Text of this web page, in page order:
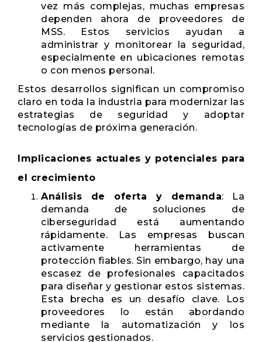
vez más complejas, muchas empresas
dependen ahora de proveedores de
MSS. Estos servicios ayudan a
administrar y monitorear la seguridad,
especialmente en ubicaciones remotas
o con menos personal.
Estos desarrollos significan un compromiso
claro en toda la industria para modernizar las
estrategias de seguridad y adoptar
tecnologías de próxima generación.
Implicaciones actuales y potenciales para
el crecimiento
Análisis de oferta y demanda: La
demanda de soluciones de
ciberseguridad está aumentando
rápidamente. Las empresas buscan
activamente herramientas de
protección fiables. Sin embargo, hay una
escasez de profesionales capacitados
para diseñar y gestionar estos sistemas.
Esta brecha es un desafío clave. Los
proveedores lo están abordando
mediante la automatización y los
servicios gestionados.